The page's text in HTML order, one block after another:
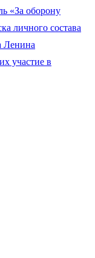
«За оборону
личного состава
Ленина
участие в